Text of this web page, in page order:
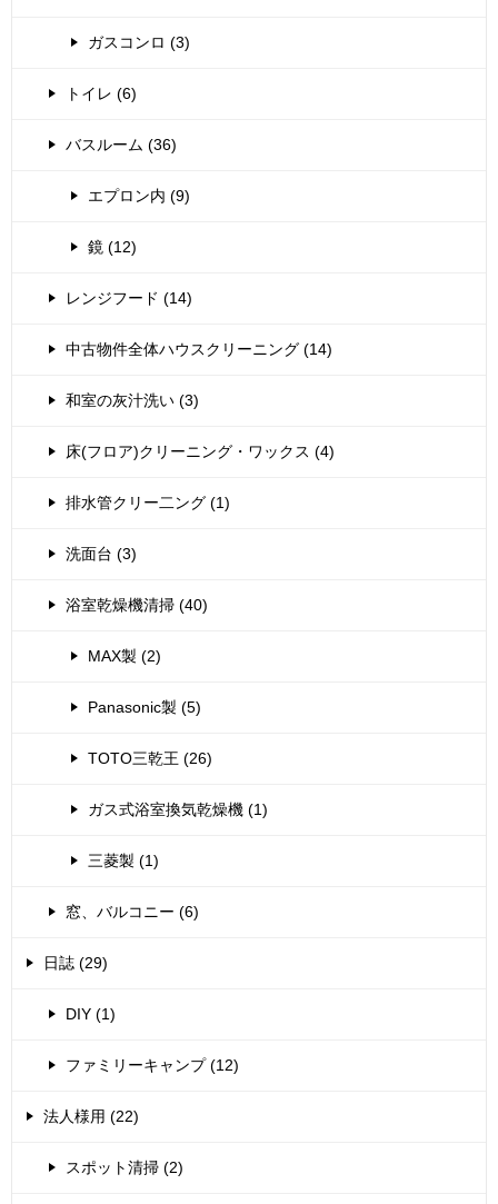
ガスコンロ (3)
トイレ (6)
バスルーム (36)
エプロン内 (9)
鏡 (12)
レンジフード (14)
中古物件全体ハウスクリーニング (14)
和室の灰汁洗い (3)
床(フロア)クリーニング・ワックス (4)
排水管クリー二ング (1)
洗面台 (3)
浴室乾燥機清掃 (40)
MAX製 (2)
Panasonic製 (5)
TOTO三乾王 (26)
ガス式浴室換気乾燥機 (1)
三菱製 (1)
窓、バルコニー (6)
日誌 (29)
DIY (1)
ファミリーキャンプ (12)
法人様用 (22)
スポット清掃 (2)